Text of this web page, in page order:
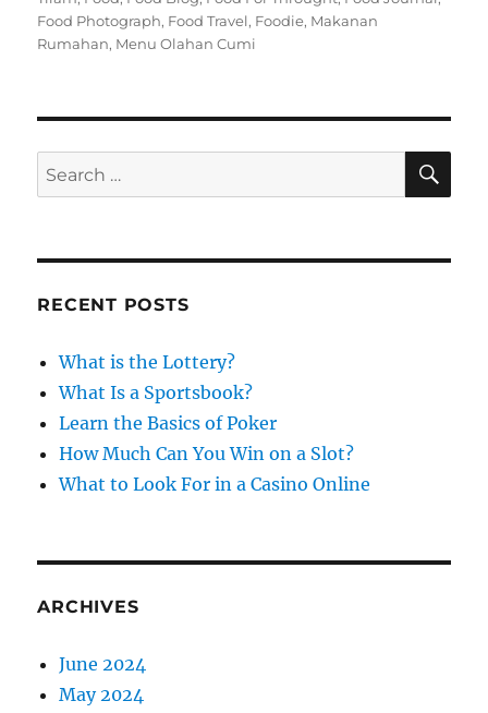
t
e
e
g
s
s
Food Photograph, Food Travel, Foodie, Makanan
Rumahan, Menu Olahan Cumi
S
e
r
S
A
RECENT POSTS
What is the Lottery?
What Is a Sportsbook?
Learn the Basics of Poker
How Much Can You Win on a Slot?
What to Look For in a Casino Online
ARCHIVES
June 2024
May 2024